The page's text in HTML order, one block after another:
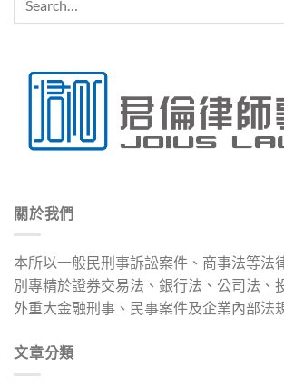
關於我們
本所以一般民刑事訴訟案件、商事法等法
別專精於證券交易法、銀行法、公司法、
外重大金融刑事、民事案件及企業內部法
文章分類